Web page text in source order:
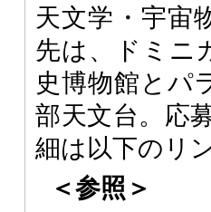
天文学・宇宙
先は、ドミニ
史博物館とパ
部天文台。応
細は以下のリ
＜参照＞